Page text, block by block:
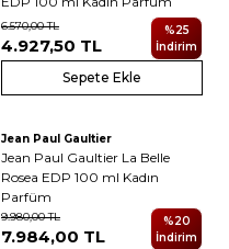
6.570,00TL
4.927,50 TL
%25
İndirim
Sepete Ekle
Yeni
3
Jean Paul Gaultier
Jean Paul Gaultier La Belle
Rosea EDP 100 ml Kadın
Parfüm
9.980,00TL
7.984,00 TL
%20
İndirim